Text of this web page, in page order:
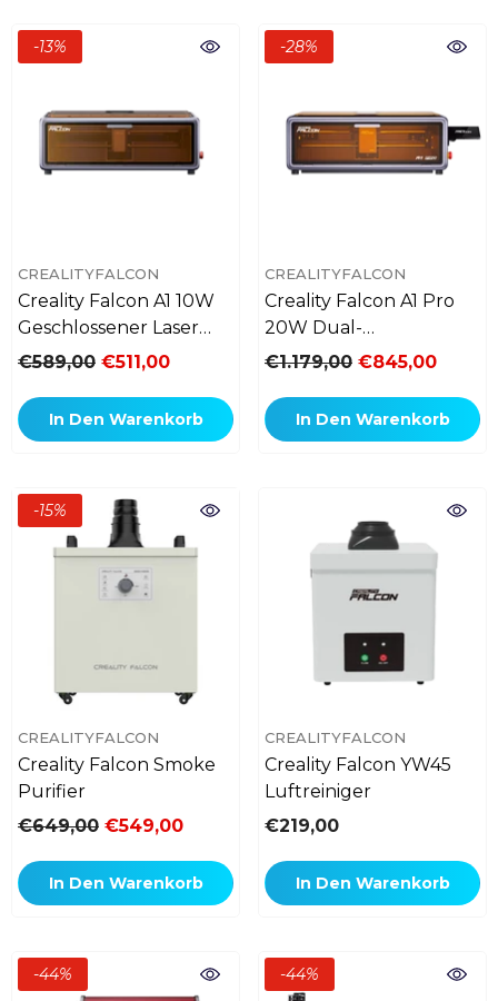
Alle anzeigen
Download-Center
Firmware & Benutzerhandbuch
-13%
VERKÄUFERIN:
CREALITYFALCON
Creality Falcon A1 10W
Geschlossener Laser
Gravierer & Cutter
€589,00 €511,00
In Den Warenkorb
-28%
VERKÄUFERIN:
CREALITYFALCON
Creality Falcon A1 Pro
20W Dual-
Lasergravierer Mit
Gehäuse
€1.179,00 €845,00
In Den Warenkorb
-15%
VERKÄUFERIN:
CREALITYFALCON
Creality Falcon Smoke
Purifier
€649,00 €549,00
In Den Warenkorb
VERKÄUFERIN:
CREALITYFALCON
Creality Falcon YW45
Luftreiniger
€219,00
In Den Warenkorb
-44% -44%